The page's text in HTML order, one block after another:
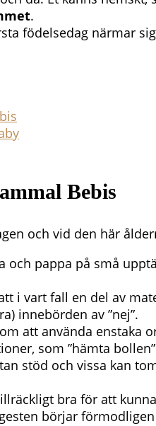
.
födelsedag närmar
Bebis
och vid den här
pappa på små
i vart fall en del av
innebörden av ”nej”.
att använda enstaka
som ”hämta
stöd och vissa kan
bra för att
börjar